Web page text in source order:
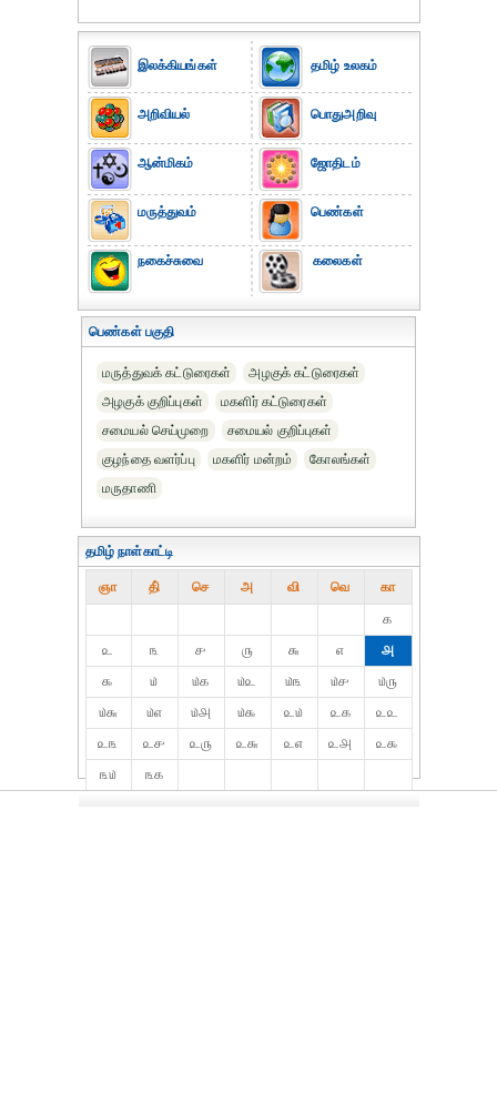
இலக்கியங்கள்
அறிவியல்
ஆன்மிகம்
மருத்துவம்
நகைச்சுவை
தமிழ் உலகம்
பொதுஅறிவு
ஜோதிடம்
பெண்கள்
கலைகள்
பெண்கள் பகுதி
மருத்துவக் கட்டுரைகள்
அழகுக் கட்டுரைகள்
அழகுக் குறிப்புகள்
மகளிர் கட்டுரைகள்
சமையல் செய்முறை
சமையல் குறிப்புகள்
குழந்தை வளர்ப்பு
மகளிர் மன்றம்
கோலங்கள்
மருதாணி
தமிழ் நாள்காட்டி
ஞா தி் செ அ வி வெ கா
௧
௨
௩ ௪ ௫ ௬ ௭
௮
௯
௰ ௰௧ ௰௨ ௰௩ ௰௪
௰௫
௰௬
௰௭ ௰௮ ௰௯ ௨௰ ௨௧
௨௨
௨௩
௨௪ ௨௫ ௨௬ ௨௭ ௨௮
௨௯
௩௰
௩௧